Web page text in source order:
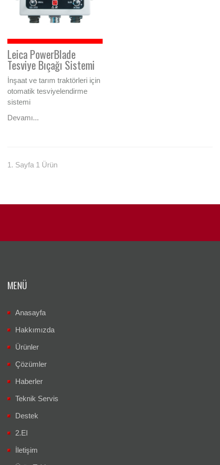
Leica PowerBlade
Tesviye Bıçağı Sistemi
İnşaat ve tarım traktörleri için
otomatik tesviyelendirme
sistemi
Devamı...
1. Sayfa 1 Ürün
MENÜ
Anasayfa
Hakkımızda
Ürünler
Çözümler
Haberler
Teknik Servis
Destek
2.El
İletişim